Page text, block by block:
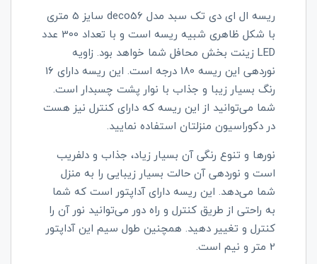
ریسه ال ای دی تک سبد مدل deco56
سایز 5 متری
با شکل ظاهری شبیه ریسه است و با تعداد 300 عدد
LEDزینت بخش محافل شما خواهد بود. زاویه
نوردهی این ریسه 180 درجه است. این ریسه دارای 16
رنگ بسیار زیبا و جذاب با نوار پشت چسبدار است.
شما می‌توانید از این ریسه که دارای کنترل نیز هست
در دکوراسیون منزلتان استفاده نمایید.
نورها و تنوع رنگی آن بسیار زیاد، جذاب و دلفریب
است و نوردهی آن حالت بسیار زیبایی را به منزل
شما می‌دهد. این ریسه دارای آداپتور است که شما
به راحتی از طریق کنترل و راه دور می‌توانید نور آن را
کنترل و تغییر دهید. همچنین طول سیم این آداپتور
2 متر و نیم است.